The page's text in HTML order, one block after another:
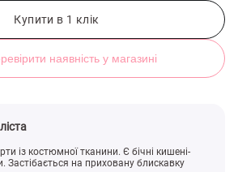
Купити в 1 клік
наявність у магазині
із костюмної тканини. Є бічні кишені-
на приховану блискавку
костюмної тканини (арт. 48463) ♡